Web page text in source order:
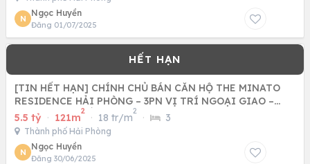
N
Ngọc Huyền
Đăng 01/07/2025
[TIN HẾT HẠN] CHÍNH CHỦ BÁN CĂN HỘ THE MINATO
RESIDENCE HẢI PHÒNG – 3PN VỊ TRÍ NGOẠI GIAO –
QUỸ CĂN ĐÃ HẾT
5.5 tỷ · 121m
2
· 18 tr/m
2
· 3
Thành phố Hải Phòng
N
Ngọc Huyền
Đăng 30/06/2025